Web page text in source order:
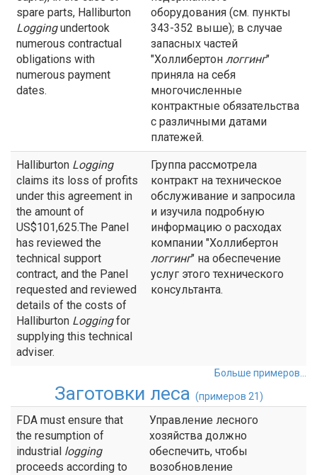
spare parts, Halliburton
Loggingundertook
numerous contractual
obligations with
numerous payment
dates.
оборудования (см. пункты
343-352 выше); в случае
запасных частей
"Холлибертон логгинг"
приняла на себя
многочисленные
контрактные обязательства
с различными датами
платежей.
Halliburton Logging
claims its loss of profits
under this agreement in
the amount of
US$101,625.The Panel
has reviewed the
technical support
contract, and the Panel
requested and reviewed
details of the costs of
Halliburton Loggingfor
supplying this technical
adviser.
Группа рассмотрела
контракт на техническое
обслуживание и запросила
и изучила подробную
информацию о расходах
компании "Холлибертон
логгинг" на обеспечение
услуг этого технического
консультанта.
Больше примеров...
Заготовки леса (примеров 21)
FDA must ensure that
the resumption of
industrial logging
proceeds according to
Управление лесного
хозяйства должно
обеспечить, чтобы
возобновление